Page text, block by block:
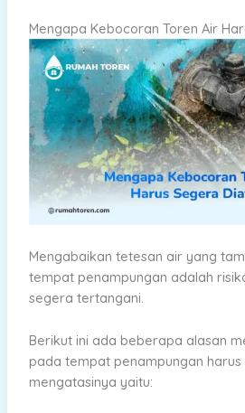
Mengapa Kebocoran Toren Air
Mengabaikan tetesan air yang
tempat penampungan adalah
segera tertangani.
Berikut ini ada beberapa alasan
pada tempat penampungan
mengatasinya yaitu: